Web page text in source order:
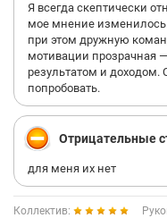
Я всегда скептически
мое мнение
при этом дружную
мотивации прозрачная
результатом и доходом.
попробовать.
Отрицательные
для меня их нет
Коллектив: